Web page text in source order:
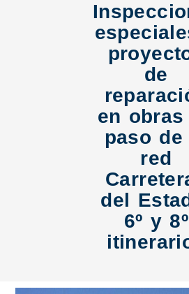
de
en obras
paso de
red
del
6º y 8º